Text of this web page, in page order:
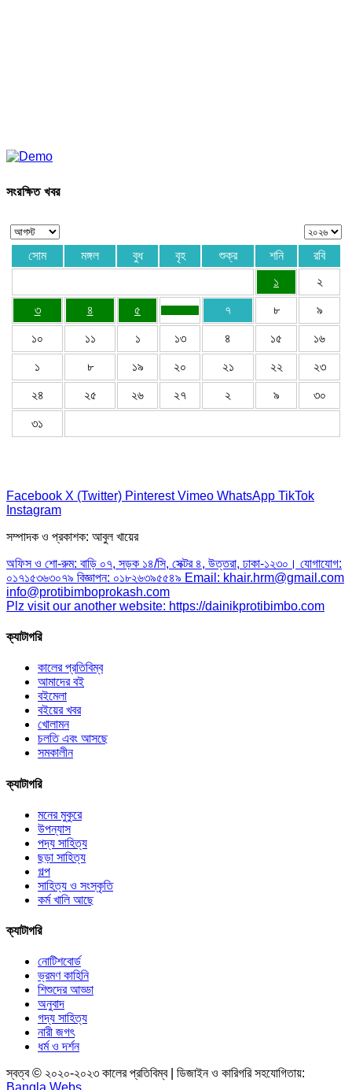
সংরক্ষিত খবর
সোম মঙ্গল বুধ বৃহ শুক্র শনি
রবি
১
২
৩ ৪ ৫ ৭ ৮ ৯
১০ ১১ ১ ১৩ ৪ ১৫ ১৬
১ ৮ ১৯ ২০ ২১ ২২ ২৩
২৪ ২৫ ২৬ ২৭ ২ ৯ ৩০
৩১
Facebook X (Twitter) Pinterest Vimeo WhatsApp TikTok
Instagram
সম্পাদক ও প্রকাশক: আবুল খায়ের
অফিস ও শো-রুম: বাড়ি ০৭, সড়ক ১৪/সি, সেক্টর ৪, উত্তরা, ঢাকা-১২৩০। যোগাযোগ:
০১৭১৫৩৬৩০৭৯ বিজ্ঞাপন: ০১৮২৬৩৯৫৫৪৯ Email: khair.hrm@gmail.com
info@protibimboprokash.com
Plz visit our another website: https://dainikprotibimbo.com
ক্যাটাগরি
কালের প্রতিবিম্ব
আমাদের বই
বইমেলা
বইয়ের খবর
খোলামন
চলতি এবং আসছে
সমকালীন
ক্যাটাগরি
মনের মুকুরে
উপন্যাস
পদ্য সাহিত্য
ছড়া সাহিত্য
গল্প
সাহিত্য ও সংস্কৃতি
কর্ম খালি আছে
ক্যাটাগরি
নোটিশবোর্ড
ভ্রমণ কাহিনি
শিশুদের আড্ডা
অনুবাদ
গদ্য সাহিত্য
নারী জগৎ
ধর্ম ও দর্শন
স্বত্ব © ২০২০-২০২৩ কালের প্রতিবিম্ব | ডিজাইন ও কারিগরি সহযোগিতায়: